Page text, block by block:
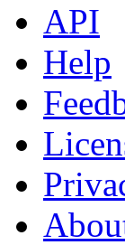
API
Help